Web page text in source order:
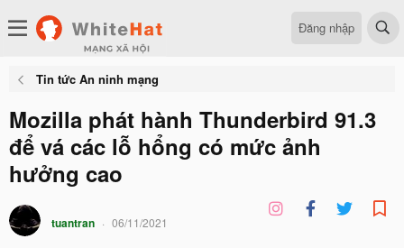
Đăng nhập
Tin tức An ninh mạng
Mozilla phát hành Thunderbird 91.3
để vá các lỗ hổng có mức ảnh
hưởng cao
tuantran 06/11/2021